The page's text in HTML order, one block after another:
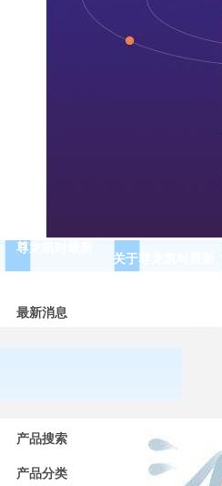
尊龙凯时最新
关于尊龙凯时最新
最新消息
产品搜索
产品分类